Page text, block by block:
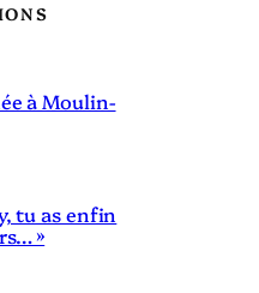
à Moulin-
tu as enfin
»